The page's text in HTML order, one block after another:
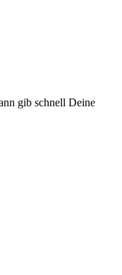
gib schnell Deine